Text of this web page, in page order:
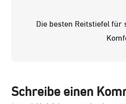
Die besten Reitstiefel für
Schreibe einen